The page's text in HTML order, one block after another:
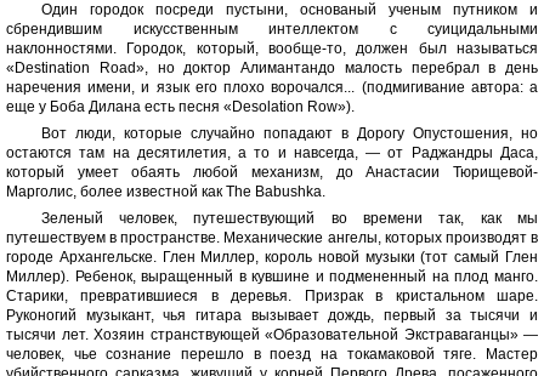
Один городок посреди пустыни, основаный ученым путником и
сбрендившим искусственным интеллектом с суицидальными
наклонностями. Городок, который, вообще-то, должен был называться
«Destination Road», но доктор Алимантандо малость перебрал в день
наречения имени, и язык его плохо ворочался... (подмигивание автора: а
еще у Боба Дилана есть песня «Desolation Row»).
Вот люди, которые случайно попадают в Дорогу Опустошения, но
остаются там на десятилетия, а то и навсегда, — от Раджандры Даса,
который умеет обаять любой механизм, до Анастасии Тюрищевой-
Марголис, более известной как The Babushka.
Зеленый человек, путешествующий во времени так, как мы
путешествуем в пространстве. Механические ангелы, которых производят в
городе Архангельске. Глен Миллер, король новой музыки (тот самый Глен
Миллер). Ребенок, выращенный в кувшине и подмененный на плод манго.
Старики, превратившиеся в деревья. Призрак в кристальном шаре.
Руконогий музыкант, чья гитара вызывает дождь, первый за тысячи и
тысячи лет. Хозяин странствующей «Образовательной Экстраваганцы» —
человек, чье сознание перешло в поезд на токамаковой тяге. Мастер